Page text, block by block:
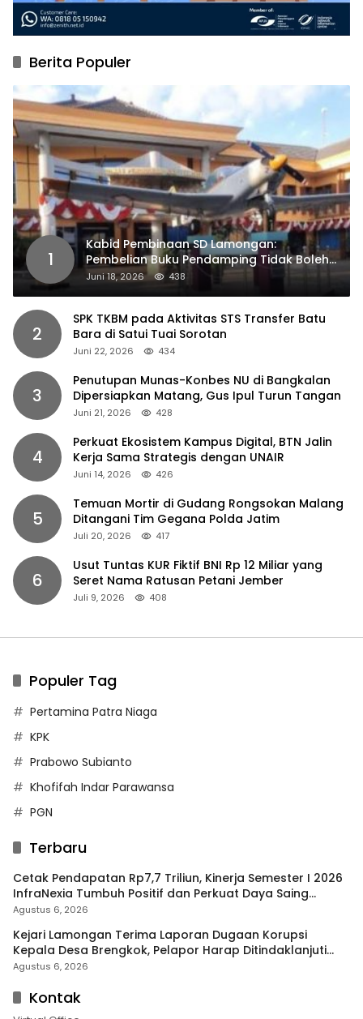
Berita Populer
1
Kabid Pembinaan SD Lamongan:
Pembelian Buku Pendamping Tidak Boleh
Dipaksakan
Juni 18, 2026 438
2
SPK TKBM pada Aktivitas STS Transfer Batu
Bara di Satui Tuai Sorotan
Juni 22, 2026 434
3
Penutupan Munas-Konbes NU di Bangkalan
Dipersiapkan Matang, Gus Ipul Turun Tangan
Juni 21, 2026 428
4
Perkuat Ekosistem Kampus Digital, BTN Jalin
Kerja Sama Strategis dengan UNAIR
Juni 14, 2026 426
5
Temuan Mortir di Gudang Rongsokan Malang
Ditangani Tim Gegana Polda Jatim
Juli 20, 2026 417
6
Usut Tuntas KUR Fiktif BNI Rp 12 Miliar yang
Seret Nama Ratusan Petani Jember
Juli 9, 2026 408
Populer Tag
Pertamina Patra Niaga
KPK
Prabowo Subianto
Khofifah Indar Parawansa
PGN
Terbaru
Cetak Pendapatan Rp7,7 Triliun, Kinerja Semester I 2026
InfraNexia Tumbuh Positif dan Perkuat Daya Saing
Industri Digital
Agustus 6, 2026
Kejari Lamongan Terima Laporan Dugaan Korupsi
Kepala Desa Brengkok, Pelapor Harap Ditindaklanjuti
Secara Profesional
Agustus 6, 2026
Kontak